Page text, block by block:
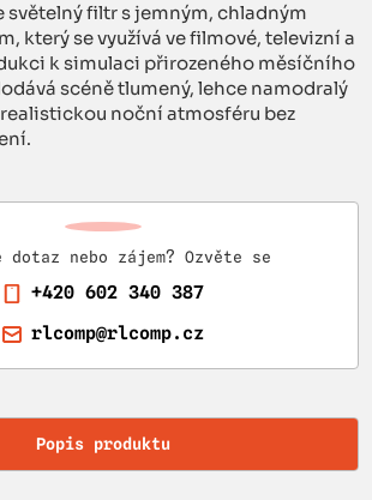
světelný filtr s jemným, chladným
který se využívá ve filmové, televizní a
k simulaci přirozeného měsíčního
scéně tlumený, lehce namodralý
noční atmosféru bez
dotaz nebo zájem? Ozvěte se
+420 602 340 387
rlcomp@rlcomp.cz
Popis produktu